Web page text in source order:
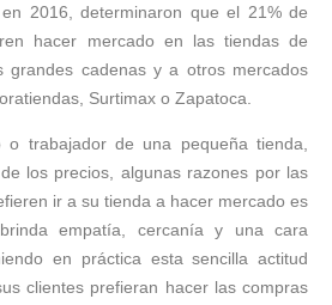
2016, determinaron que el 21% de
hacer mercado en las tiendas de
grandes cadenas y a otros mercados
Surtimax o Zapatoca.
o trabajador de una pequeña tienda,
los precios, algunas razones por las
ir a su tienda a hacer mercado es
empatía, cercanía y una cara
en práctica esta sencilla actitud
clientes prefieran hacer las compras